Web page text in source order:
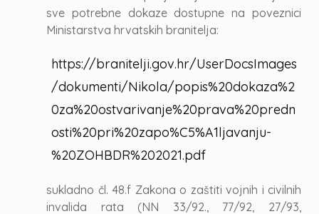
sve potrebne dokaze dostupne na poveznici
Ministarstva hrvatskih branitelja:
https://branitelji.gov.hr/UserDocsImages
/dokumenti/Nikola/popis%20dokaza%2
0za%20ostvarivanje%20prava%20predn
osti%20pri%20zapo%C5%A1ljavanju-
%20ZOHBDR%202021.pdf
sukladno čl. 48.f Zakona o zaštiti vojnih i civilnih
invalida rata (NN 33/92., 77/92, 27/93,